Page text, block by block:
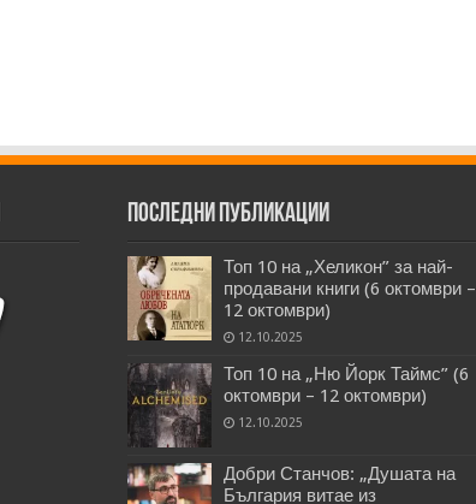
Последни публикации
Топ 10 на „Хеликон” за най-
продавани книги (6 октомври –
12 октомври)
12.10.2025
Топ 10 на „Ню Йорк Таймс” (6
октомври – 12 октомври)
12.10.2025
Добри Станчов: „Душата на
България витае из